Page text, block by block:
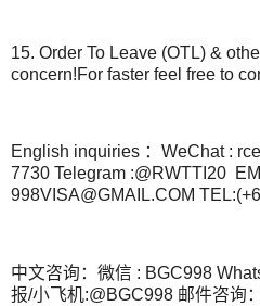
15. Order To Leave (OTL) &
concern!For faster feel free to
English inquiries ：WeChat :
7730 Telegram :@RWTTI20
998VISA@GMAIL.COM
中文咨询：微信 : BGC998
报/小飞机:@BGC998 邮件咨询